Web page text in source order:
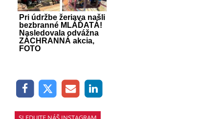
Pri údržbe žeriava našli
bezbranné MLÁĎATÁ!
Nasledovala odvážna
ZÁCHRANNÁ akcia,
FOTO